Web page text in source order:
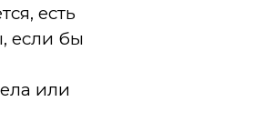
есть
если бы
или